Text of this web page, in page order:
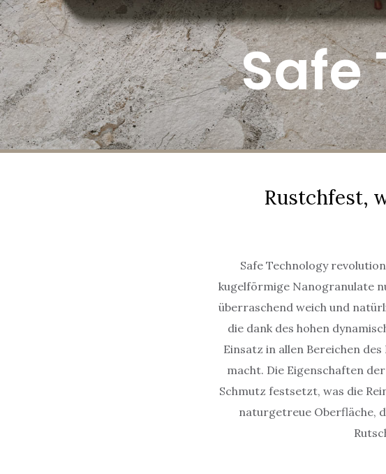
Safe
Rustchfest,
Safe Technology
kugelförmige Nanogranulate
überraschend weich und
die dank des hohen
Einsatz in allen Bereichen
macht. Die Eigenschaften
Schmutz festsetzt, was die
naturgetreue Oberfläche,